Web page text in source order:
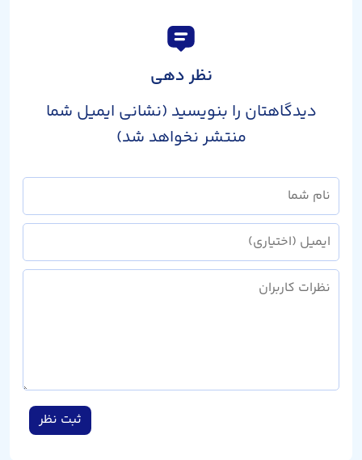
نظر دهی
دیدگاهتان را بنویسید (نشانی ایمیل شما
منتشر نخواهد شد)
ثبت نظر